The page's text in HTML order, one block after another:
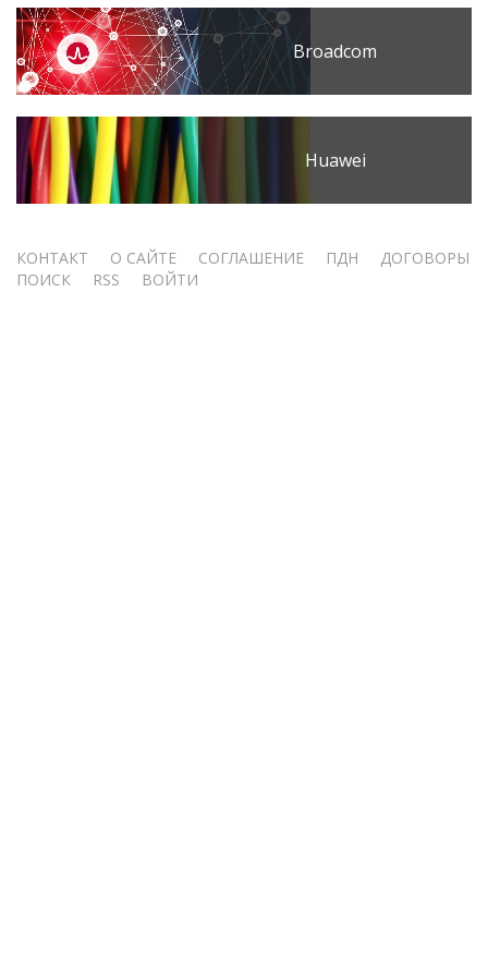
Broadcom
Huawei
Меню
КОНТАКТ О САЙТЕ СОГЛАШЕНИЕ ПДН
ДОГОВОРЫ
ПОИСК
RSS ВОЙТИ